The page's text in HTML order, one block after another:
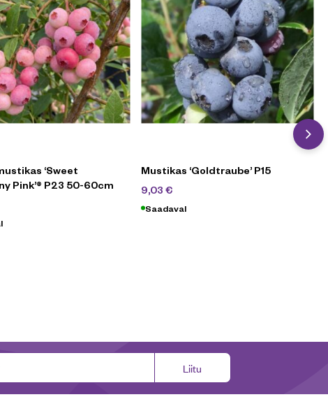
‘Sweet
Pink’® P23 50-60cm
Mustikas ‘Goldtraube’ P15
9,03 €
Saadaval
Liitu